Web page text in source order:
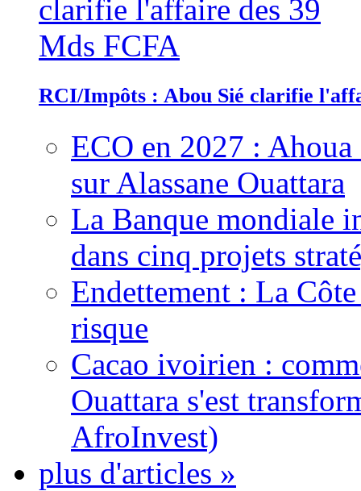
RCI/Impôts : Abou Sié clarifie
ECO en 2027 :
sur Alassane Ouattara
La Banque mondiale
dans cinq projets
Endettement : La
risque
Cacao ivoirien :
Ouattara s'est
AfroInvest)
plus d'articles »